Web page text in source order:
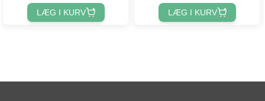
LÆG I KURV LÆG I KURV